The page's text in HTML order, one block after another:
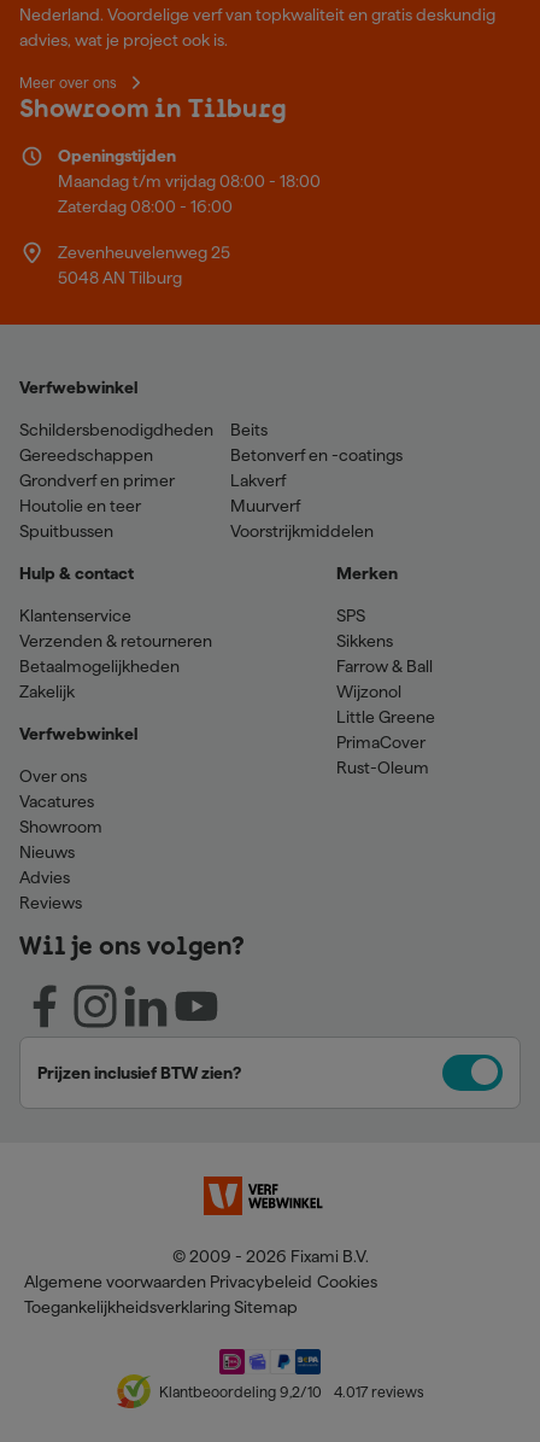
Nederland. Voordelige verf van topkwaliteit en gratis deskundig
advies, wat je project ook is.
Meer over ons
Showroom in Tilburg
Openingstijden
Maandag t/m vrijdag 08:00 - 18:00
Zaterdag 08:00 - 16:00
Zevenheuvelenweg 25
5048 AN Tilburg
Verfwebwinkel
Schildersbenodigdheden
Gereedschappen
Grondverf en primer
Houtolie en teer
Spuitbussen
Beits
Betonverf en -coatings
Lakverf
Muurverf
Voorstrijkmiddelen
Hulp & contact
Klantenservice
Verzenden & retourneren
Betaalmogelijkheden
Zakelijk
Verfwebwinkel
Over ons
Vacatures
Showroom
Nieuws
Advies
Reviews
Merken
SPS
Sikkens
Farrow & Ball
Wijzonol
Little Greene
PrimaCover
Rust-Oleum
Wil je ons volgen?
Prijzen inclusief BTW zien?
© 2009 - 2026 Fixami B.V.
Algemene voorwaarden Privacybeleid Cookies
Toegankelijkheidsverklaring Sitemap
Klantbeoordeling 9,2/10 4.017 reviews